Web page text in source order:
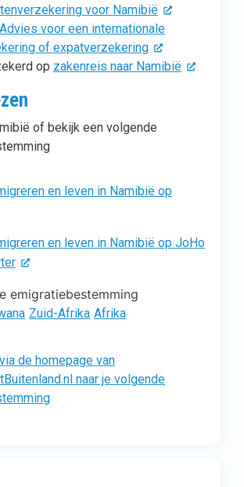
voor Namibië
voor een internationale
of expatverzekering
op zakenreis naar Namibië
of bekijk een volgende
en leven in Namibië op
en leven in Namibië op JoHo
emigratiebestemming
Zuid-Afrika Afrika
de homepage van
naar je volgende